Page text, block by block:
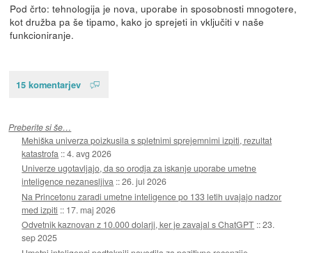
Pod črto: tehnologija je nova, uporabe in sposobnosti mnogotere,
kot družba pa še tipamo, kako jo sprejeti in vključiti v naše
funkcioniranje.
15 komentarjev
Preberite si še…
Mehiška univerza poizkusila s spletnimi sprejemnimi izpiti, rezultat
katastrofa ::4. avg 2026
Univerze ugotavljajo, da so orodja za iskanje uporabe umetne
inteligence nezanesljiva ::26. jul 2026
Na Princetonu zaradi umetne inteligence po 133 letih uvajajo nadzor
med izpiti :: 17. maj 2026
Odvetnik kaznovan z 10.000 dolarji, ker je zavajal s ChatGPT ::23.
sep 2025